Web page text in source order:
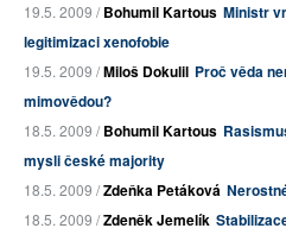
19.5. 2009 /Bohumil Kartous Ministr
legitimizaci xenofobie
19.5. 2009 /Miloš Dokulil Proč věda
mimovědou?
18.5. 2009 /Bohumil Kartous
mysli české majority
18.5. 2009 /Zdeňka Petáková
18.5. 2009 /Zdeněk Jemelík